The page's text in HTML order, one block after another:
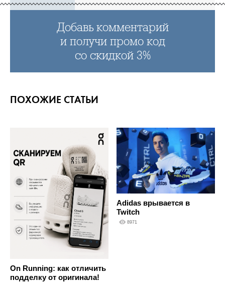
Добавь комментарий
и получи промо код
со скидкой 3%
ПОХОЖИЕ СТАТЬИ
On Running: как отличить
подделку от оригинала!
Adidas врывается в
Twitch
8971